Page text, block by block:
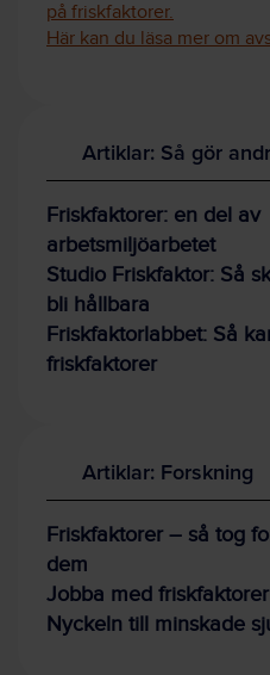
på friskfaktorer.
Här kan du läsa mer om
Artiklar: Så gör
Friskfaktorer: en del av
arbetsmiljöarbetet
Studio Friskfaktor: Så
bli hållbara
Friskfaktorlabbet: Så
friskfaktorer
Artiklar: Forskning
Friskfaktorer – så tog
dem
Jobba med
Nyckeln till minskade